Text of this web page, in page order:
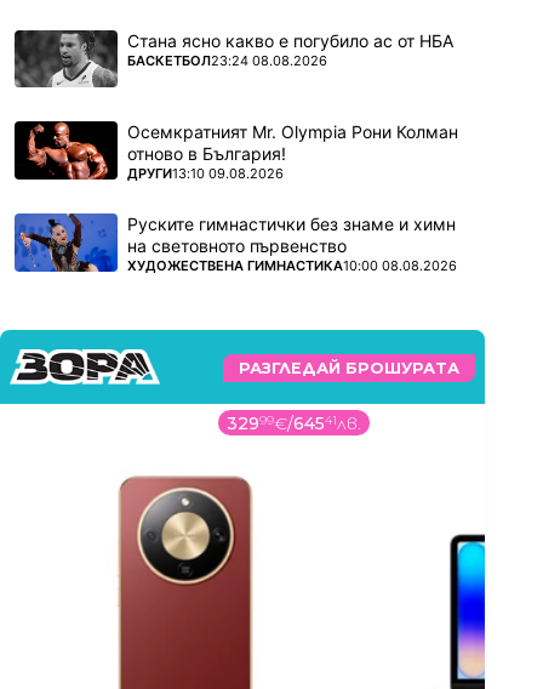
Стана ясно какво е погубило ас от НБА
ПОВЕЧЕ ОТ
БАСКЕТБОЛ23:24 08.08.2026
Осемкратният Mr. Olympia Рони Колман
отново в България!
ПОВЕЧЕ ОТ
ДРУГИ13:10 09.08.2026
Руските гимнастички без знаме и химн
на световното първенство
ПОВЕЧЕ ОТ
ХУДОЖЕСТВЕНА ГИМНАСТИКА10:00 08.08.2026
РАЗГЛЕДАЙ БРОШУРАТА
32999€/64541лв.